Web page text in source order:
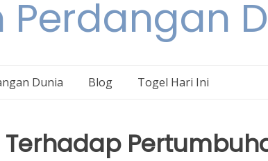
Perdangan
Dunia Blog Togel Hari Ini